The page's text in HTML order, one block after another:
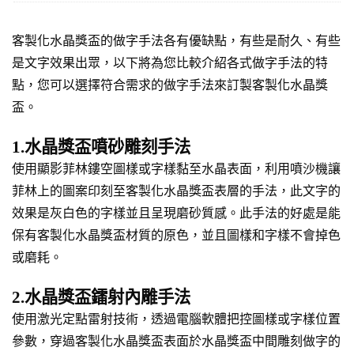
客製化水晶獎盃的做字手法各有優缺點，有些是耐久、有些
是文字效果出眾，以下將為您比較介紹各式做字手法的特
點，您可以選擇符合需求的做字手法來訂製客製化水晶獎
盃。
1.水晶獎盃噴砂雕刻手法
使用顯影菲林鏤空圖樣或字樣黏至水晶表面，利用噴沙機讓
菲林上的圖案印刻至客製化水晶獎盃表層的手法，此文字的
效果是灰白色的字樣並且呈現磨砂質感。此手法的好處是能
保有客製化水晶獎盃材質的原色，並且圖樣和字樣不會掉色
或磨耗。
2.水晶獎盃鐳射內雕手法
使用激光定點雷射技術，透過電腦軟體把控圖樣或字樣位置
參數，穿過客製化水晶獎盃表面於水晶獎盃中間雕刻做字的